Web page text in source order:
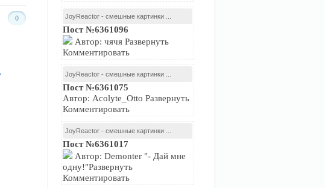
JoyReactor - смешные картинки ...
Пост №6361096
Автор: чячя Развернуть
Комментировать
JoyReactor - смешные картинки ...
Пост №6361075
Автор: Acolyte_Otto Развернуть
Комментировать
JoyReactor - смешные картинки ...
Пост №6361017
Автор: Demonter "- Дай мне
одну!"Развернуть
Комментировать
0